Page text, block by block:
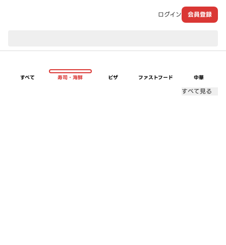
ログイン 会員登録
すべて 寿司・海鮮 ピザ ファストフード 中華
すべて見る